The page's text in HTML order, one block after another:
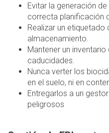
Evitar la generación
correcta planificación
Realizar un
almacenamiento.
Mantener un
caducidades.
Nunca verter los
en el suelo, ni en
Entregarlos a un
peligrosos